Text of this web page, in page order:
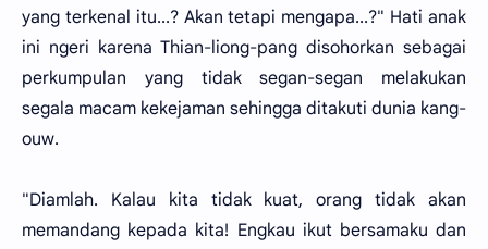
yang terkenal itu...? Akan tetapi mengapa...?" Hati anak
ini ngeri karena Thian-liong-pang disohorkan sebagai
perkumpulan yang tidak segan-segan melakukan
segala macam kekejaman sehingga ditakuti dunia kang-
ouw.
"Diamlah. Kalau kita tidak kuat, orang tidak akan
memandang kepada kita! Engkau ikut bersamaku dan